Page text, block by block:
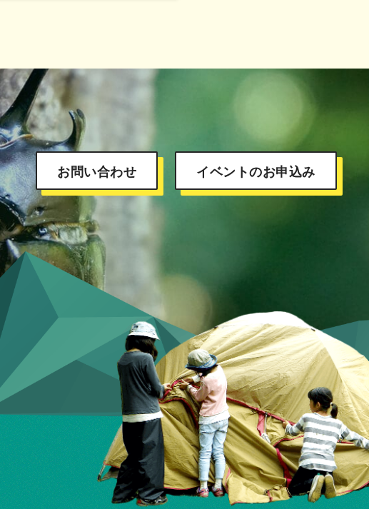
お問い合わせ イベントのお申込み